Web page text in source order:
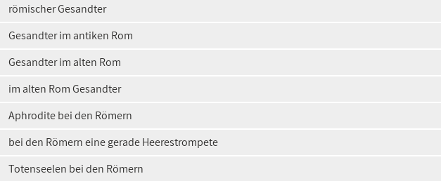
römischer Gesandter
Gesandter im antiken Rom
Gesandter im alten Rom
im alten Rom Gesandter
Aphrodite bei den Römern
bei den Römern eine gerade Heerestrompete
Totenseelen bei den Römern